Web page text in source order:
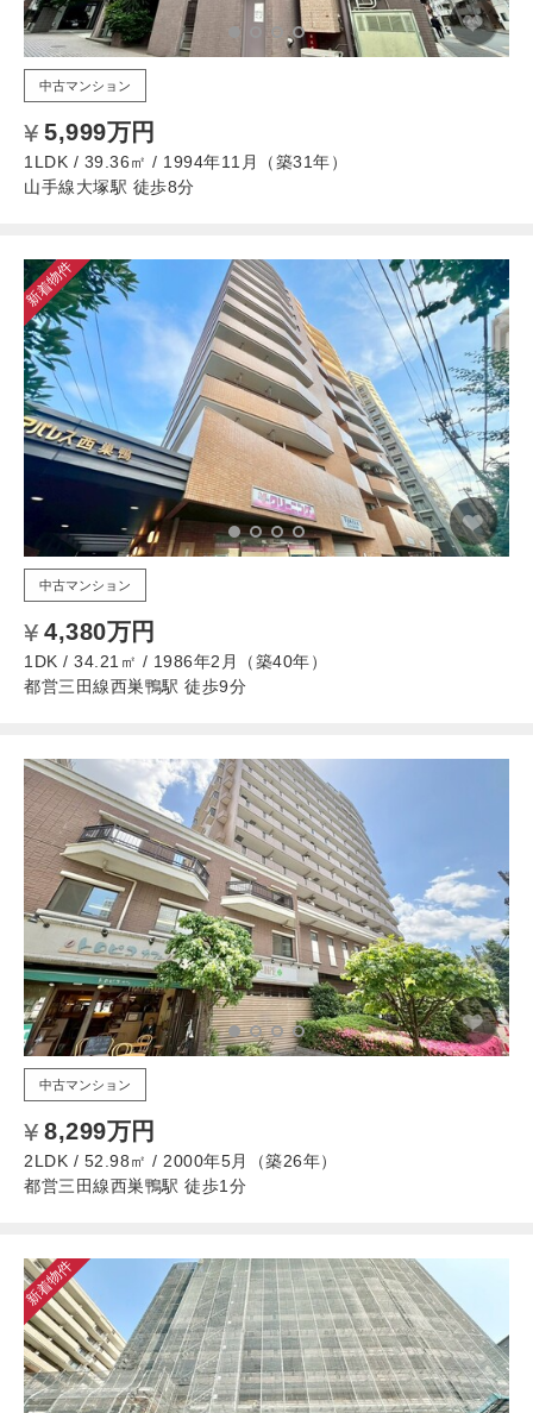
中古マンション
5,999万円
1LDK / 39.36㎡ / 1994年11月（築31年）
山手線大塚駅 徒歩8分
新着物件
中古マンション
4,380万円
1DK / 34.21㎡ / 1986年2月（築40年）
都営三田線西巣鴨駅 徒歩9分
中古マンション
8,299万円
2LDK / 52.98㎡ / 2000年5月（築26年）
都営三田線西巣鴨駅 徒歩1分
新着物件